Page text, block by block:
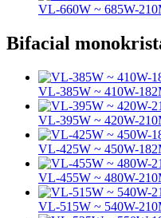
VL-660W ~ 685W-
Bifacial
VL-385W ~ 410W-
VL-395W ~ 420W-
VL-425W ~ 450W-
VL-455W ~ 480W-
VL-515W ~ 540W-